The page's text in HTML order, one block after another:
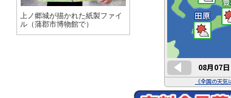
上ノ郷城が描かれた紙製ファイ
ル（蒲郡市博物館で）